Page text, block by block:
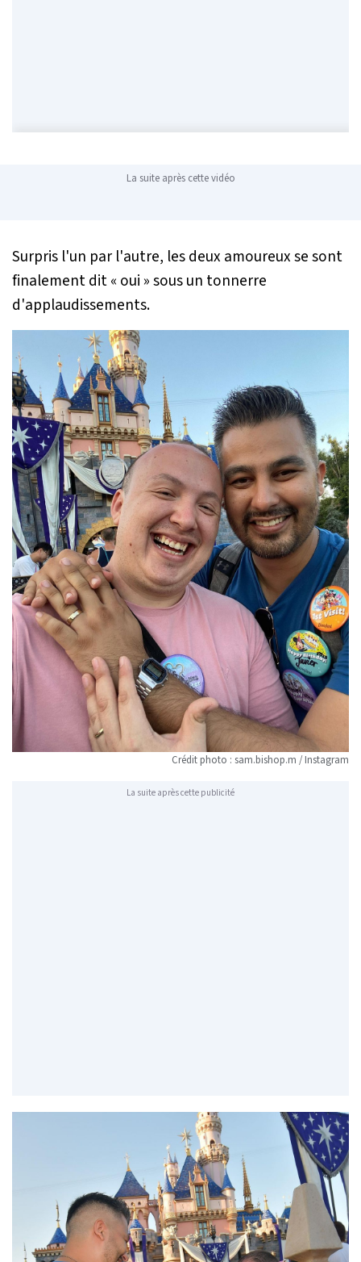
La suite après cette vidéo
Surpris l'un par l'autre, les deux amoureux se sont
finalement dit « oui » sous un tonnerre
d'applaudissements.
Crédit photo : sam.bishop.m / Instagram
La suite après cette publicité